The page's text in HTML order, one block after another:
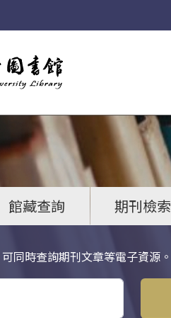
館藏查詢 期刊檢索
同時查詢期刊文章等電子資源。